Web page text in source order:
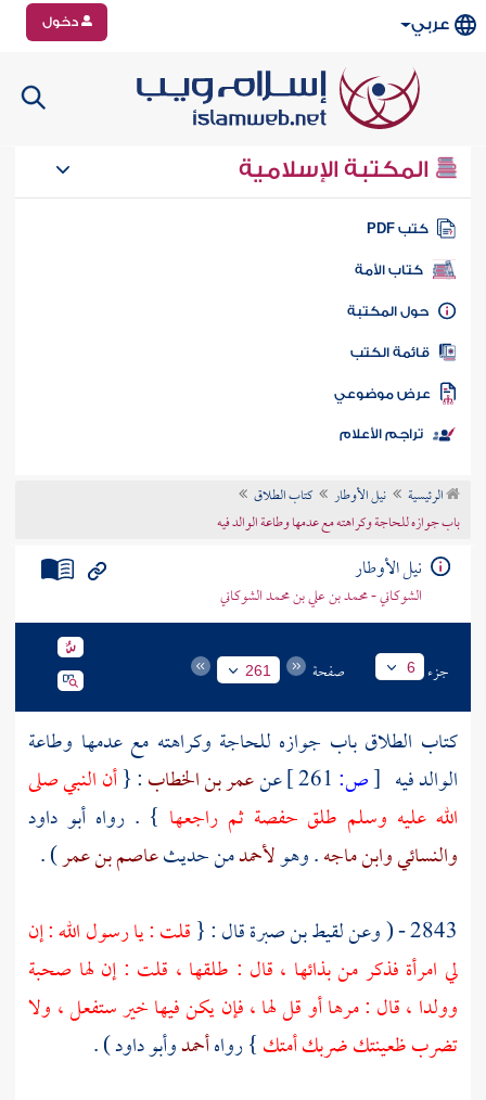
عربي دخول
المكتبة الإسلامية
كتب PDF
كتاب الأمة
المكتبة
الكتب
موضوعي
تراجم الأعلام
الرئيسية نيل الأوطار
كتاب الطلاق
باب جوازه للحاجة وكراهته مع عدمها وطاعة الوالد فيه
نيل الأوطار
الشوكاني - محمد بن علي بن محمد الشوكاني
جزء 6 صفحة 261
كتاب الطلاق باب جوازه للحاجة وكراهته مع عدمها وطاعة
الوالد فيه [ص: عنعمر بن الخطاب: {أن النبي صلى
الله عليه وسلم طلق حفصةثم راجعها } . رواه أبو داود
والنسائيوابن ماجه. وهولأحمدمن حديثعاصم بن عمر) .
2843 - ( وعن
لقيط بن صبرةقال : {قلت : يا رسول الله : إن
لي امرأة فذكر من بذائها ، قال : طلقها ، قلت : إن لها صحبة
وولدا ، قال : مرها أو قل لها ، فإن يكن فيها خير ستفعل ، ولا
تضرب ظعينتك ضربك أمتك} رواهأحمدوأبو داود) .